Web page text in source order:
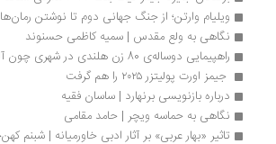
ویلیام وارتن؛ از جنگ جهانی دوم تا نوشتن رمان‌های بزرگ
نگاهی به ولع مقدس | سمیه کاظمی حسنوند
راهپیمایی دوساله‌ی 80 زن هلندی در شهری چون آلیس
جیمز اورت پولیتزر ۲۰۲۵ را هم گرفت
درباره بازنویسی برنهارد | ساسان فقیه
نگاهی به حماسه‌ ویچر | حامد مقامی
تاثیر «بهار عربی» بر آثار ادبی خاورمیانه | شبنم کهن‌چی